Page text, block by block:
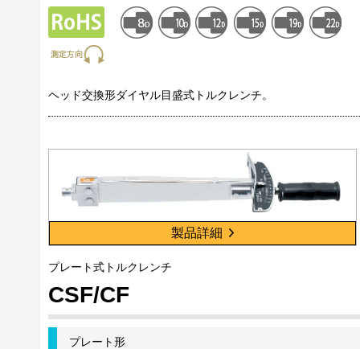
ヘッド交換形ダイヤル目盛式トルクレンチ。
製品詳細
プレート式トルクレンチ
CSF/CF
プレート形